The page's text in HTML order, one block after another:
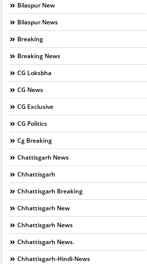
Bilaspur New
Bilaspur News
Breaking
Breaking News
CG Loksbha
CG News
CG Exclusive
CG Politics
Cg Breaking
Chattisgarh News
Chhattisgarh
Chhattisgarh Breaking
Chhattisgarh New
Chhattisgarh News
Chhattisgarh News.
Chhattisgarh-Hindi-News